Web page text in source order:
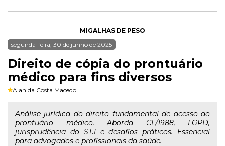
MIGALHAS DE PESO
segunda-feira, 30 de junho de 2025
Direito de cópia do prontuário
médico para fins diversos
Alan da Costa Macedo
Análise jurídica do direito fundamental de acesso ao
prontuário médico. Aborda CF/1988, LGPD,
jurisprudência do STJ e desafios práticos. Essencial
para advogados e profissionais da saúde.